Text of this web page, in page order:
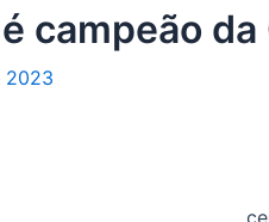
campeão da
2023